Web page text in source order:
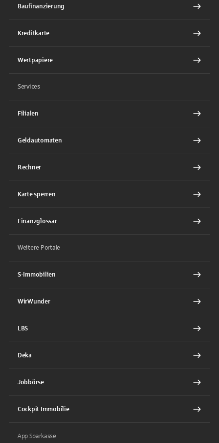
Baufinanzierung
Kreditkarte
Wertpapiere
Services
Filialen
Geldautomaten
Rechner
Karte sperren
Finanzglossar
Weitere Portale
S-Immobilien
WirWunder
LBS
Deka
Jobbörse
Cockpit Immobilie
App Sparkasse